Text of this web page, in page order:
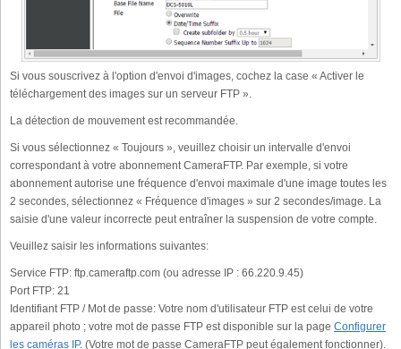
Si vous souscrivez à l'option d'envoi d'images, cochez la case « Activer le
téléchargement des images sur un serveur FTP ».
La détection de mouvement est recommandée.
Si vous sélectionnez « Toujours », veuillez choisir un intervalle d'envoi
correspondant à votre abonnement CameraFTP. Par exemple, si votre
abonnement autorise une fréquence d'envoi maximale d'une image toutes les
2 secondes, sélectionnez « Fréquence d'images » sur 2 secondes/image. La
saisie d'une valeur incorrecte peut entraîner la suspension de votre compte.
Veuillez saisir les informations suivantes:
Service FTP: ftp.cameraftp.com (ou adresse IP : 66.220.9.45)
Port FTP: 21
Identifiant FTP / Mot de passe: Votre nom d'utilisateur FTP est celui de votre
appareil photo ; votre mot de passe FTP est disponible sur la page Configurer
les caméras IP. (Votre mot de passe CameraFTP peut également fonctionner).